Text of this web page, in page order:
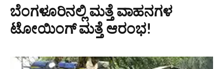
ಬೆಂಗಳೂರಿನಲ್ಲಿ ಮತ್ತೆ ವಾಹನಗಳ
ಟೋಯಿಂಗ್​ ಮತ್ತೆ ಆರಂಭ!